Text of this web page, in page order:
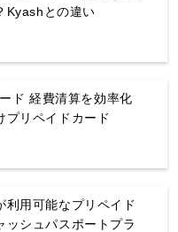
Kyashとの違い
ド 経費清算を効率化
プリペイドカード
利用可能なプリペイド
ッシュパスポートプラ